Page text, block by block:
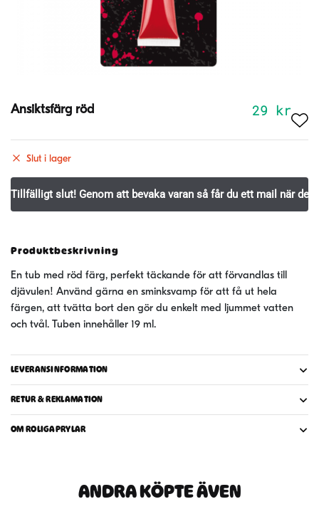
Ansiktsfärg röd 29 kr
Slut i lager
Produktbeskrivning
En tub med röd färg, perfekt täckande för att förvandlas till
djävulen! Använd gärna en sminksvamp för att få ut hela
färgen, att tvätta bort den gör du enkelt med ljummet vatten
och tvål. Tuben innehåller 19 ml.
LEVERANSINFORMATION
RETUR & REKLAMATION
OM ROLIGAPRYLAR
ANDRA KÖPTE ÄVEN